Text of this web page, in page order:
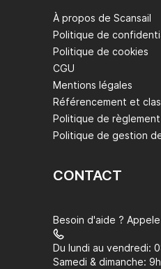
À propos de Scansail
Politique de
Politique de cookies
CGU
Mentions légales
Référencement et
Politique de
Politique de gestion
CONTACT
Besoin d'aide ?
Du lundi au vendredi:
Samedi & dimanche: